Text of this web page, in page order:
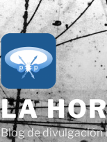
LA
Blog de divulgación